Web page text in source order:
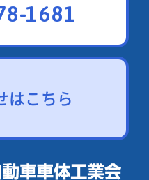
1681
はこちら